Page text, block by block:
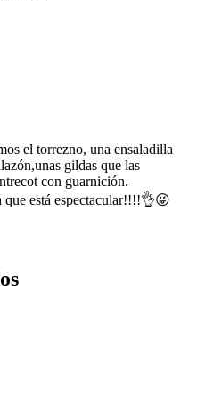
el torrezno, una ensaladilla
gildas que las
con guarnición.
está espectacular!!!!👌😜